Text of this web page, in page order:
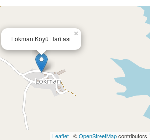
Lokman Köyü Haritası
×
Leaflet | ©OpenStreetMapcontributors